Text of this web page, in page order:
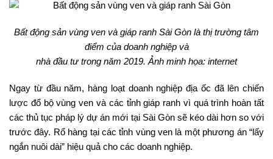
Bất động sản vùng ven và giáp ranh Sài Gòn là thị trường tâm
điểm của doanh nghiệp và
nhà đầu tư trong năm 2019. Ảnh minh họa: internet
Ngay từ đầu năm, hàng loạt doanh nghiệp địa ốc đã lên chiến
lược đổ bộ vùng ven và các tỉnh giáp ranh vì quá trình hoàn tất
các thủ tục pháp lý dự án mới tại Sài Gòn sẽ kéo dài hơn so với
trước đây. Rổ hàng tại các tỉnh vùng ven là một phương án “lấy
ngắn nuôi dài” hiệu quả cho các doanh nghiệp.